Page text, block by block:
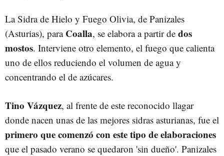
La Sidra de Hielo y Fuego Olivia, de Panizales
(Asturias), para Coalla, se elabora a partir de dos
mostos. Interviene otro elemento, el fuego que calienta
uno de ellos reduciendo el volumen de agua y
concentrando el de azúcares.
Tino Vázquez, al frente de este reconocido llagar
donde nacen unas de las mejores sidras asturianas, fue el
primero que comenzó con este tipo de elaboraciones
que el pasado verano se quedaron 'sin dueño'. Panizales